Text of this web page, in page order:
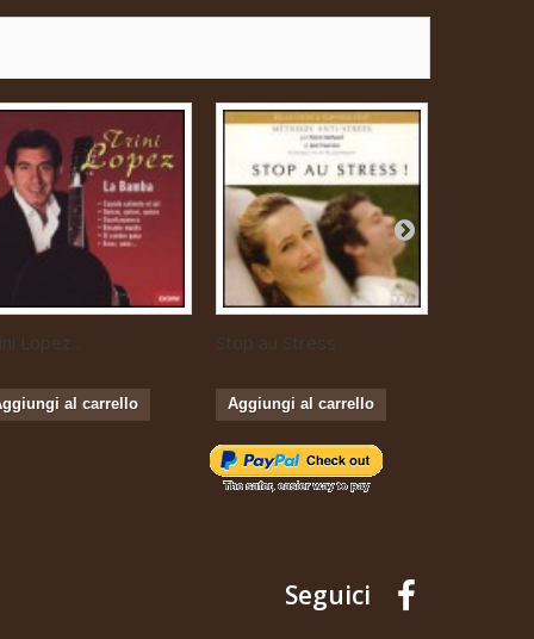
Lopez...
al carrello
Stop au Stress
Aggiungi al carrello
Seguici